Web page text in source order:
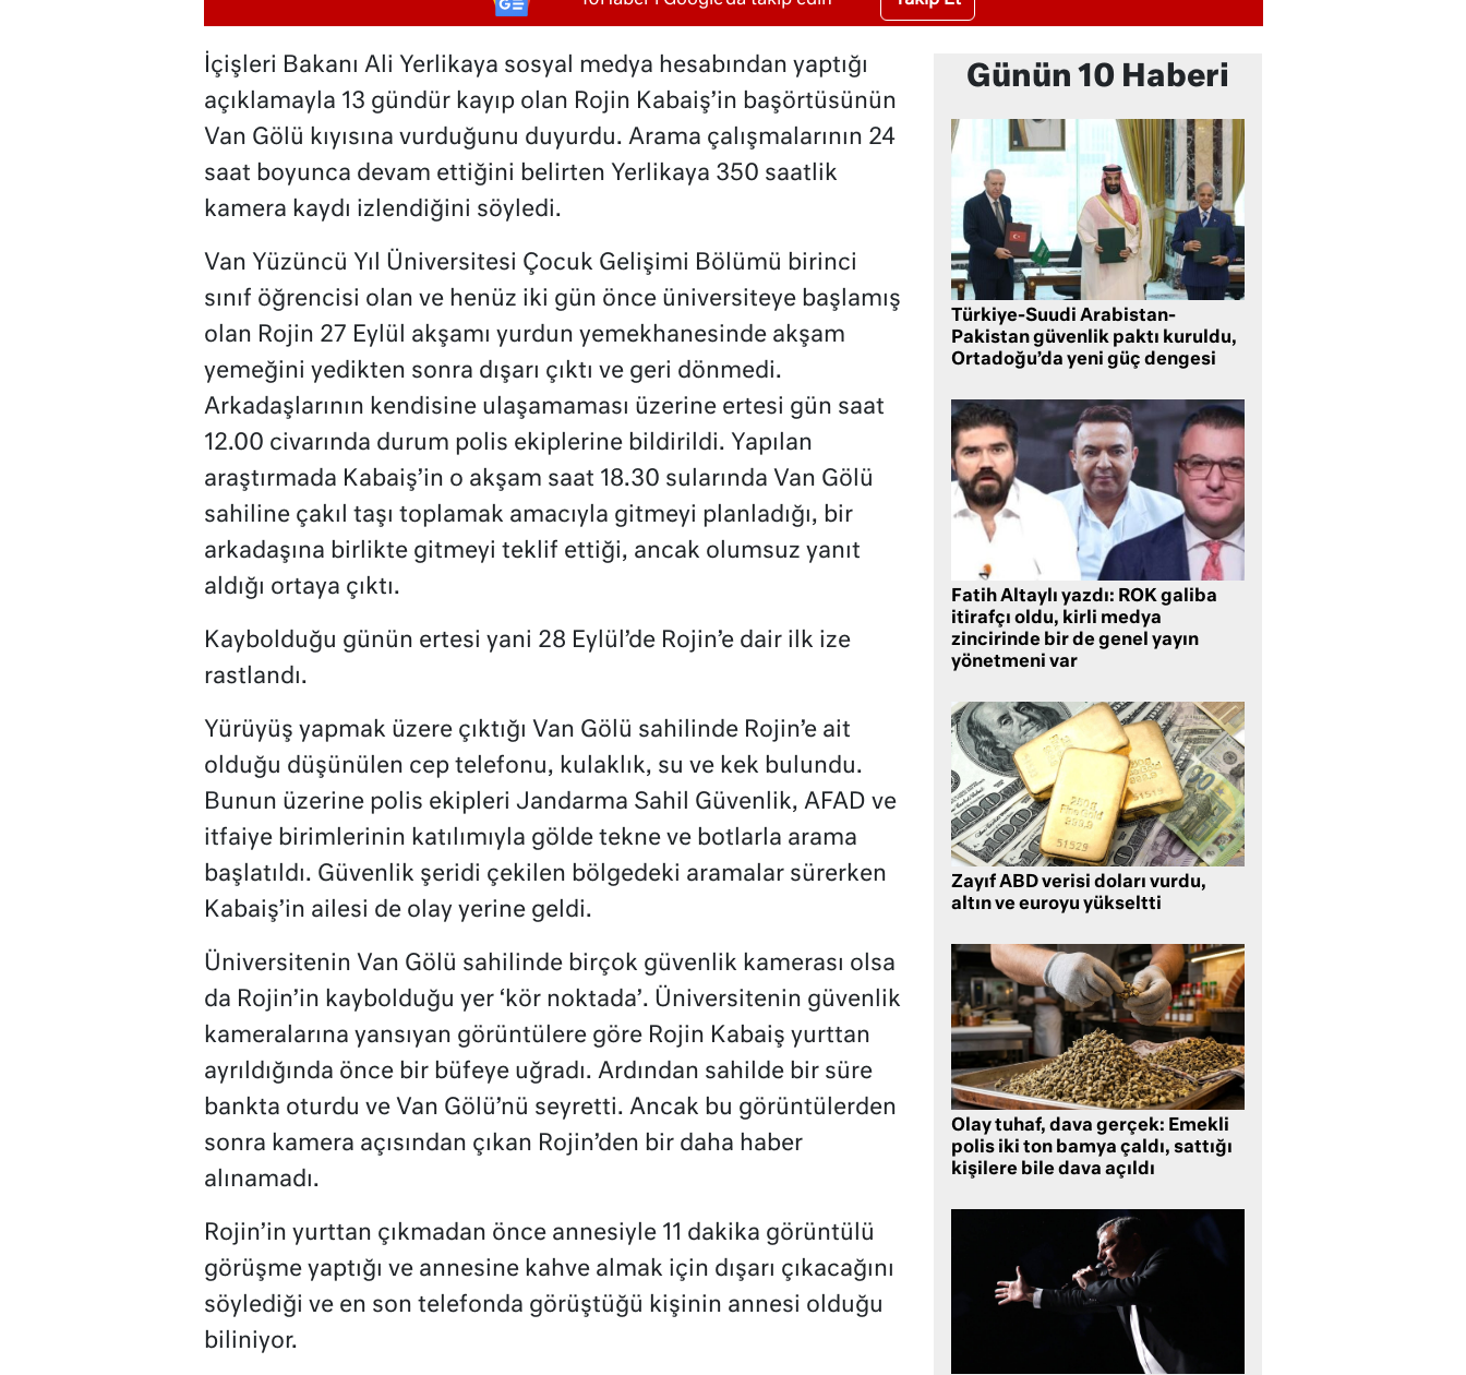
İçişleri Bakanı Ali Yerlikaya sosyal medya hesabından yaptığı
açıklamayla 13 gündür kayıp olan Rojin Kabaiş’in başörtüsünün
Van Gölü kıyısına vurduğunu duyurdu. Arama çalışmalarının 24
saat boyunca devam ettiğini belirten Yerlikaya 350 saatlik
kamera kaydı izlendiğini söyledi.
Van Yüzüncü Yıl Üniversitesi Çocuk Gelişimi Bölümü birinci
sınıf öğrencisi olan ve henüz iki gün önce üniversiteye başlamış
olan Rojin 27 Eylül akşamı yurdun yemekhanesinde akşam
yemeğini yedikten sonra dışarı çıktı ve geri dönmedi.
Arkadaşlarının kendisine ulaşamaması üzerine ertesi gün saat
12.00 civarında durum polis ekiplerine bildirildi. Yapılan
araştırmada Kabaiş’in o akşam saat 18.30 sularında Van Gölü
sahiline çakıl taşı toplamak amacıyla gitmeyi planladığı, bir
arkadaşına birlikte gitmeyi teklif ettiği, ancak olumsuz yanıt
aldığı ortaya çıktı.
Kaybolduğu günün ertesi yani 28 Eylül’de Rojin’e dair ilk ize
rastlandı.
Yürüyüş yapmak üzere çıktığı Van Gölü sahilinde Rojin’e ait
olduğu düşünülen cep telefonu, kulaklık, su ve kek bulundu.
Bunun üzerine polis ekipleri Jandarma Sahil Güvenlik, AFAD ve
itfaiye birimlerinin katılımıyla gölde tekne ve botlarla arama
başlatıldı. Güvenlik şeridi çekilen bölgedeki aramalar sürerken
Kabaiş’in ailesi de olay yerine geldi.
Üniversitenin Van Gölü sahilinde birçok güvenlik kamerası olsa
da Rojin’in kaybolduğu yer ‘kör noktada’. Üniversitenin güvenlik
kameralarına yansıyan görüntülere göre Rojin Kabaiş yurttan
ayrıldığında önce bir büfeye uğradı. Ardından sahilde bir süre
bankta oturdu ve Van Gölü’nü seyretti. Ancak bu görüntülerden
sonra kamera açısından çıkan Rojin’den bir daha haber
alınamadı.
Rojin’in yurttan çıkmadan önce annesiyle 11 dakika görüntülü
görüşme yaptığı ve annesine kahve almak için dışarı çıkacağını
söylediği ve en son telefonda görüştüğü kişinin annesi olduğu
biliniyor.
Günün 10 Haberi
Türkiye-Suudi Arabistan-
Pakistan güvenlik paktı kuruldu,
Ortadoğu’da yeni güç dengesi
Fatih Altaylı yazdı: ROK galiba
itirafçı oldu, kirli medya
zincirinde bir de genel yayın
yönetmeni var
Zayıf ABD verisi doları vurdu,
altın ve euroyu yükseltti
Olay tuhaf, dava gerçek: Emekli
polis iki ton bamya çaldı, sattığı
kişilere bile dava açıldı